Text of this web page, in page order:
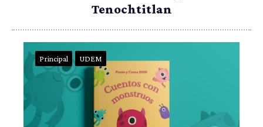
Tenochtitlan
Principal UDEM